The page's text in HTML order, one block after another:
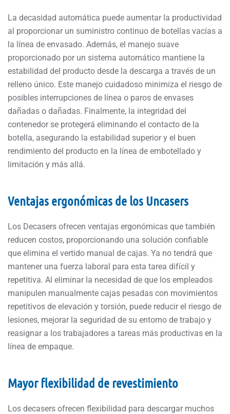
La decasidad automática puede aumentar la productividad
al proporcionar un suministro continuo de botellas vacías a
la línea de envasado. Además, el manejo suave
proporcionado por un sistema automático mantiene la
estabilidad del producto desde la descarga a través de un
relleno único. Este manejo cuidadoso minimiza el riesgo de
posibles interrupciones de línea o paros de envases
dañadas o dañadas. Finalmente, la integridad del
contenedor se protegerá eliminando el contacto de la
botella, asegurando la estabilidad superior y el buen
rendimiento del producto en la línea de embotellado y
limitación y más allá.
Ventajas ergonómicas de los Uncasers
Los Decasers ofrecen ventajas ergonómicas que también
reducen costos, proporcionando una solución confiable
que elimina el vertido manual de cajas. Ya no tendrá que
mantener una fuerza laboral para esta tarea difícil y
repetitiva. Al eliminar la necesidad de que los empleados
manipulen manualmente cajas pesadas con movimientos
repetitivos de elevación y torsión, puede reducir el riesgo de
lesiones, mejorar la seguridad de su entorno de trabajo y
reasignar a los trabajadores a tareas más productivas en la
línea de empaque.
Mayor flexibilidad de revestimiento
Los decasers ofrecen flexibilidad para descargar muchos